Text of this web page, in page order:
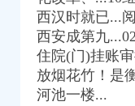
发展工作领导小
_新浪新闻
程_搜狐财经_搜狐网
开区岗位1名公告（
项目（经直购-
西汉时就已...
西安成第九
住院(门)挂账
放烟花竹！是
河池一楼...